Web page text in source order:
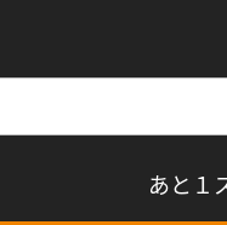
あと１